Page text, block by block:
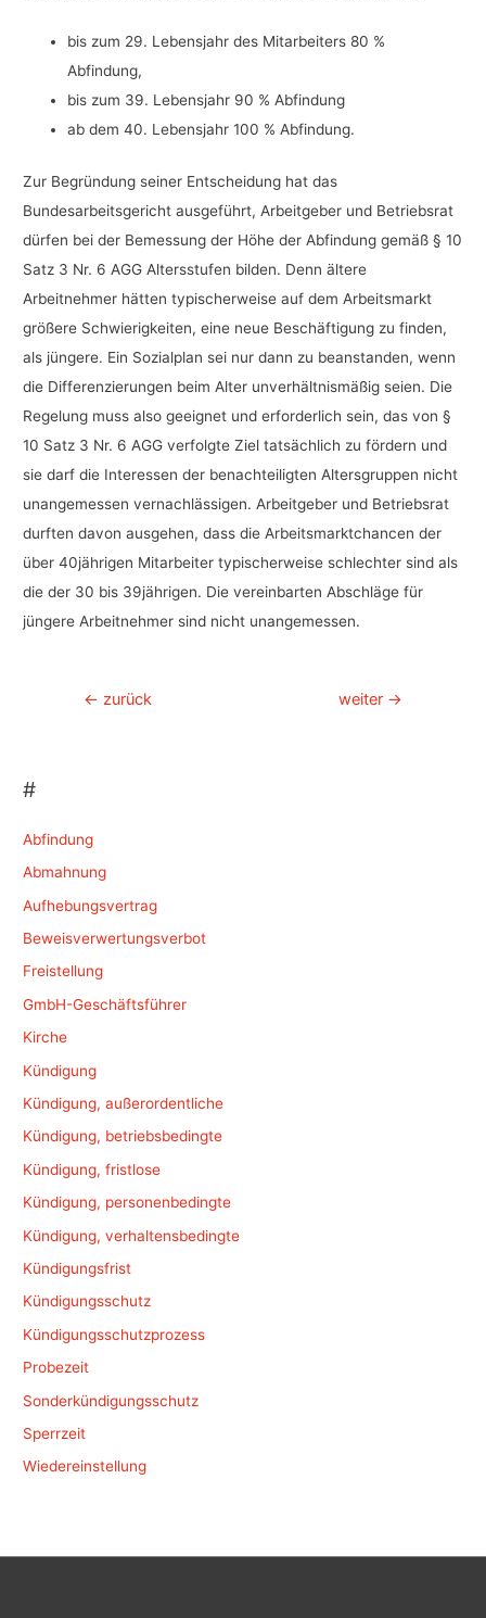
bis zum 29. Lebensjahr des Mitarbeiters 80 %
Abfindung,
bis zum 39. Lebensjahr 90 % Abfindung
ab dem 40. Lebensjahr 100 % Abfindung.
Zur Begründung seiner Entscheidung hat das
Bundesarbeitsgericht ausgeführt, Arbeitgeber und Betriebsrat
dürfen bei der Bemessung der Höhe der Abfindung gemäß § 10
Satz 3 Nr. 6 AGG Altersstufen bilden. Denn ältere
Arbeitnehmer hätten typischerweise auf dem Arbeitsmarkt
größere Schwierigkeiten, eine neue Beschäftigung zu finden,
als jüngere. Ein Sozialplan sei nur dann zu beanstanden, wenn
die Differenzierungen beim Alter unverhältnismäßig seien. Die
Regelung muss also geeignet und erforderlich sein, das von §
10 Satz 3 Nr. 6 AGG verfolgte Ziel tatsächlich zu fördern und
sie darf die Interessen der benachteiligten Altersgruppen nicht
unangemessen vernachlässigen. Arbeitgeber und Betriebsrat
durften davon ausgehen, dass die Arbeitsmarktchancen der
über 40jährigen Mitarbeiter typischerweise schlechter sind als
die der 30 bis 39jährigen. Die vereinbarten Abschläge für
jüngere Arbeitnehmer sind nicht unangemessen.
Beitragsnavigation
← zurück weiter →
#
Abfindung
Abmahnung
Aufhebungsvertrag
Beweisverwertungsverbot
Freistellung
GmbH-Geschäftsführer
Kirche
Kündigung
Kündigung, außerordentliche
Kündigung, betriebsbedingte
Kündigung, fristlose
Kündigung, personenbedingte
Kündigung, verhaltensbedingte
Kündigungsfrist
Kündigungsschutz
Kündigungsschutzprozess
Probezeit
Sonderkündigungsschutz
Sperrzeit
Wiedereinstellung